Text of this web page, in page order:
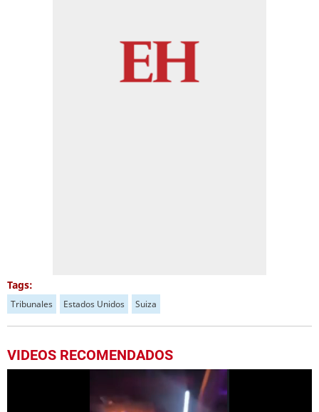
Tags:
Tribunales Estados Unidos Suiza
VIDEOS RECOMENDADOS